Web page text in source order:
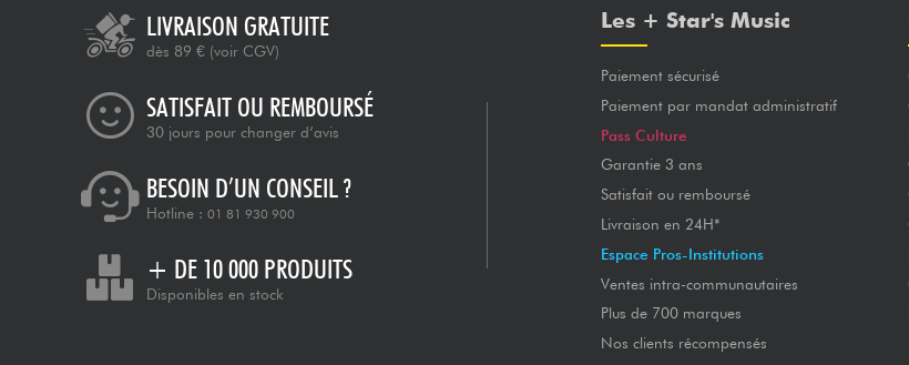
LIVRAISON GRATUITE
dès 89 € (voir CGV)
SATISFAIT OU REMBOURSÉ
30 jours pour changer d’avis
BESOIN D’UN CONSEIL ?
Hotline : 01 81 930 900
+ DE 10 000 PRODUITS
Disponibles en stock
Les + Star's Music
Paiement sécurisé
Paiement par mandat administratif
Pass Culture
Garantie 3 ans
Satisfait ou remboursé
Livraison en 24H*
Espace Pros-Institutions
Ventes intra-communautaires
Plus de 700 marques
Nos clients récompensés